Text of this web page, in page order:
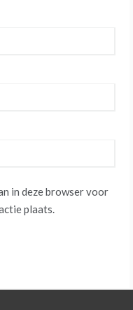
in deze browser voor
plaats.